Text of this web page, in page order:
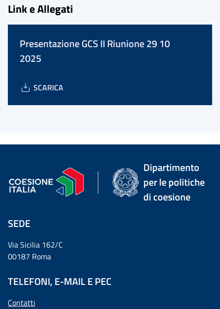
Link e Allegati
Presentazione GCS II Riunione 29 10
2025
SCARICA
Dipartimento
per le politiche
di coesione
SEDE
Via Sicilia 162/C
00187 Roma
TELEFONI, E-MAIL E PEC
Contatti